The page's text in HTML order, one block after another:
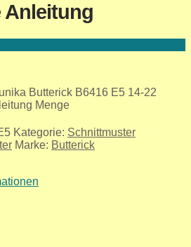
Anleitung
Butterick B6416 E5 14-22
Menge
Kategorie: Schnittmuster
Marke: Butterick